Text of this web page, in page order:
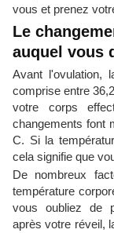
vous et prenez
Le
auquel vous
Avant l'ovulation,
comprise entre
votre corps
changements font
C. Si la
cela signifie que
De nombreux
température
vous oubliez de
après votre réveil,